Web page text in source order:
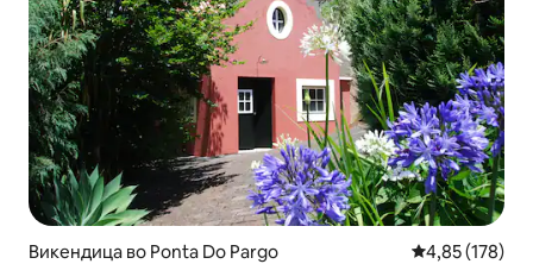
Викендица во Ponta Do Pargo Просечна
4,85 (178)